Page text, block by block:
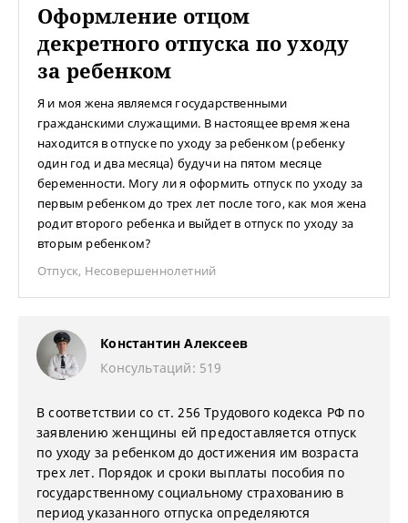
Оформление отцом
декретного отпуска по уходу
за ребенком
Я и моя жена являемся государственными
гражданскими служащими. В настоящее время жена
находится в отпуске по уходу за ребенком (ребенку
один год и два месяца) будучи на пятом месяце
беременности. Могу ли я оформить отпуск по уходу за
первым ребенком до трех лет после того, как моя жена
родит второго ребенка и выйдет в отпуск по уходу за
вторым ребенком?
Отпуск, Несовершеннолетний
Константин Алексеев
Консультаций: 519
В соответствии со ст. 256 Трудового кодекса РФ по
заявлению женщины ей предоставляется отпуск
по уходу за ребенком до достижения им возраста
трех лет. Порядок и сроки выплаты пособия по
государственному социальному страхованию в
период указанного отпуска определяются